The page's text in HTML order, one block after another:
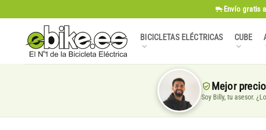
al
contenido
Envío gratis
BICICLETAS ELÉCTRICAS CUBE
Mejor
Soy Billy, tu asesor.